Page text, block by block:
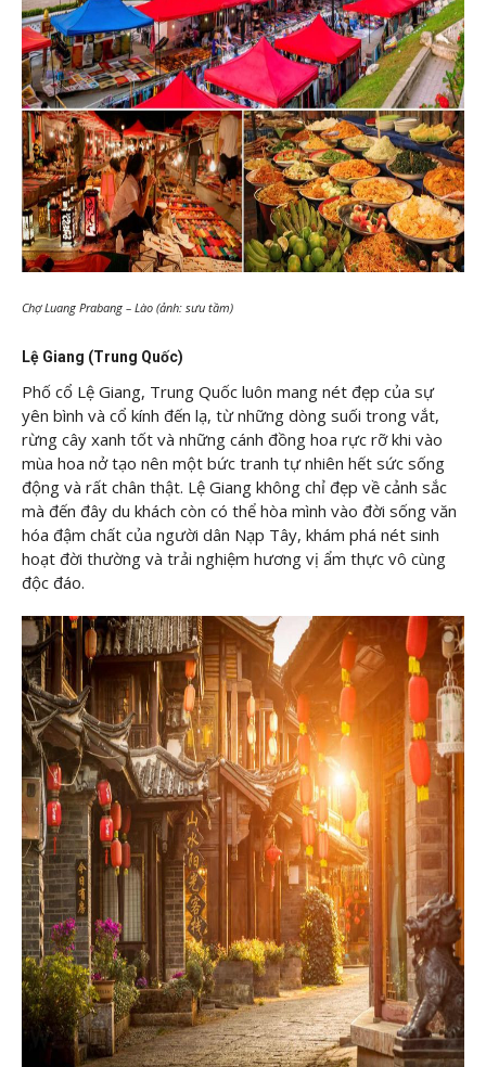
Chợ Luang Prabang – Lào (ảnh: sưu tầm)
Lệ Giang (Trung Quốc)
Phố cổ Lệ Giang, Trung Quốc luôn mang nét đẹp của sự
yên bình và cổ kính đến lạ, từ những dòng suối trong vắt,
rừng cây xanh tốt và những cánh đồng hoa rực rỡ khi vào
mùa hoa nở tạo nên một bức tranh tự nhiên hết sức sống
động và rất chân thật. Lệ Giang không chỉ đẹp về cảnh sắc
mà đến đây du khách còn có thể hòa mình vào đời sống văn
hóa đậm chất của người dân Nạp Tây, khám phá nét sinh
hoạt đời thường và trải nghiệm hương vị ẩm thực vô cùng
độc đáo.